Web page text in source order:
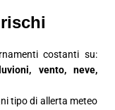
costanti su:
vento, neve,
tipo di allerta meteo